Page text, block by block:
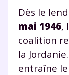
Dès le
mai 1946,
coalition
la
entraîne